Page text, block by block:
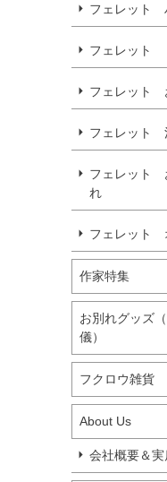
フェレット
フェレット
フェレット
フェレット
フェレット
れ
フェレット
作家特集
お別れグッズ
儀）
フクロウ雑貨
About Us
会社概要＆実